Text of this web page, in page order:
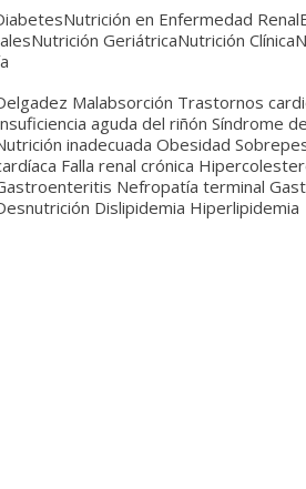
en Enfermedad
GeriátricaNutrición
Malabsorción Trastornos
aguda del riñón Síndrome
inadecuada Obesidad
Falla renal crónica
Nefropatía terminal
Dislipidemia Hiperlipidemia